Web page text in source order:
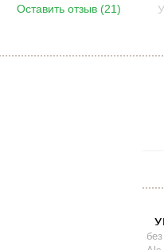
Оставить отзыв (21)